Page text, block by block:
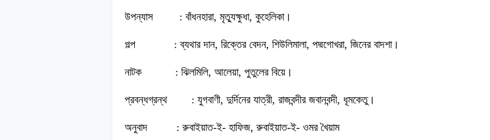
উপন্যাস : বাঁধনহারা, মৃত্যুক্ষুধা, কুহেলিকা।
গল্প : ব্যথার দান, রিক্তের বেদন, শিউলিমালা, পদ্মগোখরা, জিনের বাদশা।
নাটক : ঝিলমিলি, আলেয়া, পুতুলের বিয়ে।
প্রবন্ধগ্রন্থ : যুগবাণী, দুর্দিনের যাত্রী, রাজবন্দীর জবানবন্দী, ধূমকেতু।
অনুবাদ : রুবাইয়াত-ই- হাফিজ, রুবাইয়াত-ই- ওমর খৈয়াম